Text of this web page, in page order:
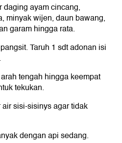
daging ayam cincang,
minyak wijen, daun bawang,
garam hingga rata.
Taruh 1 sdt adonan isi
tengah hingga keempat
tekukan.
sisi-sisinys agar tidak
dengan api sedang.